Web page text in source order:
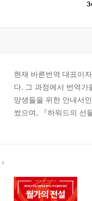
현재 바른번역 대표이
다. 그 과정에서 번역
망생들을 위한 안내서
썼으며, 『하워드의 선